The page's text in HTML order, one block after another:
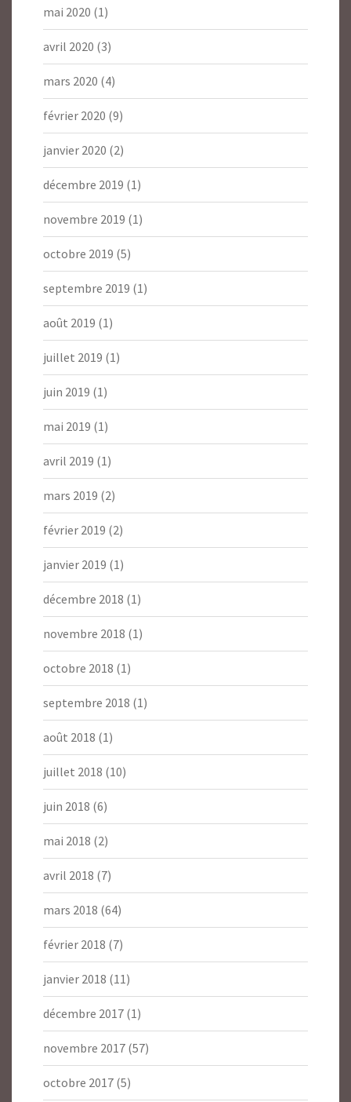
mai 2020 (1)
avril 2020 (3)
mars 2020 (4)
février 2020 (9)
janvier 2020 (2)
décembre 2019 (1)
novembre 2019 (1)
octobre 2019 (5)
septembre 2019 (1)
août 2019 (1)
juillet 2019 (1)
juin 2019 (1)
mai 2019 (1)
avril 2019 (1)
mars 2019 (2)
février 2019 (2)
janvier 2019 (1)
décembre 2018 (1)
novembre 2018 (1)
octobre 2018 (1)
septembre 2018 (1)
août 2018 (1)
juillet 2018 (10)
juin 2018 (6)
mai 2018 (2)
avril 2018 (7)
mars 2018 (64)
février 2018 (7)
janvier 2018 (11)
décembre 2017 (1)
novembre 2017 (57)
octobre 2017 (5)